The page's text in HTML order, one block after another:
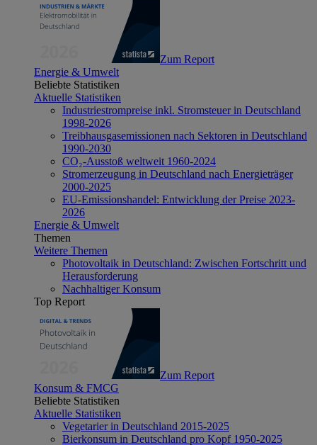
Zum Report
Energie & Umwelt
Beliebte Statistiken
Aktuelle Statistiken
Industriestrompreise inkl. Stromsteuer in Deutschland
1998-2026
Treibhausgasemissionen nach Sektoren in Deutschland
1990-2030
CO₂-Ausstoß weltweit 1960-2024
Stromerzeugung in Deutschland nach Energieträger
2000-2025
EU-Emissionshandel: Entwicklung der Preise 2023-
2026
Energie & Umwelt
Themen
Weitere Themen
Photovoltaik in Deutschland: Zwischen Fortschritt und
Herausforderung
Nachhaltiger Konsum
Top Report
Zum Report
Konsum & FMCG
Beliebte Statistiken
Aktuelle Statistiken
Vegetarier in Deutschland 2015-2025
Bierkonsum in Deutschland pro Kopf 1950-2025